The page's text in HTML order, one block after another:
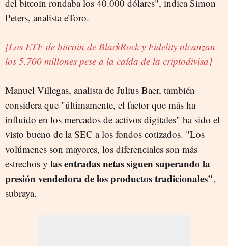
del bitcoin rondaba los 40.000 dólares", indica Simon
Peters, analista eToro.
[Los ETF de bitcoin de BlackRock y Fidelity alcanzan
los 5.700 millones pese a la caída de la criptodivisa]
Manuel Villegas, analista de Julius Baer, también
considera que "últimamente, el factor que más ha
influido en los mercados de activos digitales" ha sido el
visto bueno de la SEC a los fondos cotizados. "Los
volúmenes son mayores, los diferenciales son más
estrechos y las entradas netas siguen superando la
presión vendedora de los productos tradicionales",
subraya.